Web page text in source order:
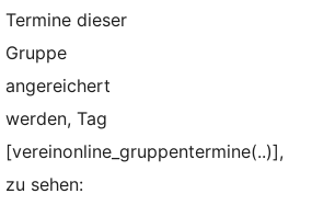
Termine dieser
Gruppe
angereichert
werden, Tag
[vereinonline_gruppentermine(..)],
zu sehen: